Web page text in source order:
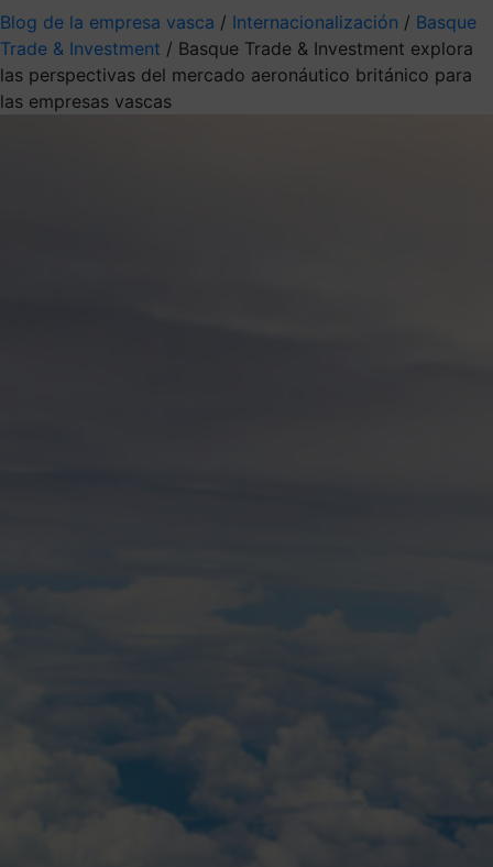
Blog de la empresa vasca / Internacionalización / Basque
Trade & Investment / Basque Trade & Investment explora
las perspectivas del mercado aeronáutico británico para
las empresas vascas